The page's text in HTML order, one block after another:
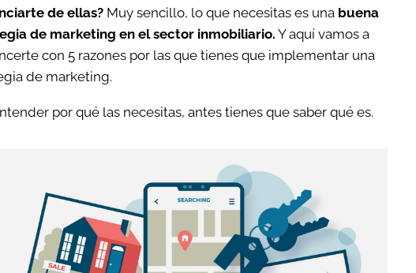
de ellas? Muy sencillo, lo que necesitas es una buena
de marketing en el sector inmobiliario. Y aquí vamos a
con 5 razones por las que tienes que implementar una
de marketing.
por qué las necesitas, antes tienes que saber qué es.